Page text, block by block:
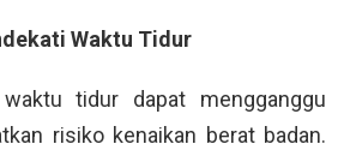
Waktu Tidur
tidur dapat mengganggu
risiko kenaikan berat badan.